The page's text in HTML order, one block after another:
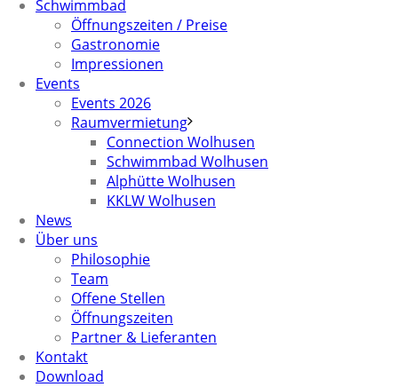
Schwimmbad
Öffnungszeiten / Preise
Gastronomie
Impressionen
Events
Events 2026
Raumvermietung
Connection Wolhusen
Schwimmbad Wolhusen
Alphütte Wolhusen
KKLW Wolhusen
News
Über uns
Philosophie
Team
Offene Stellen
Öffnungszeiten
Partner & Lieferanten
Kontakt
Download